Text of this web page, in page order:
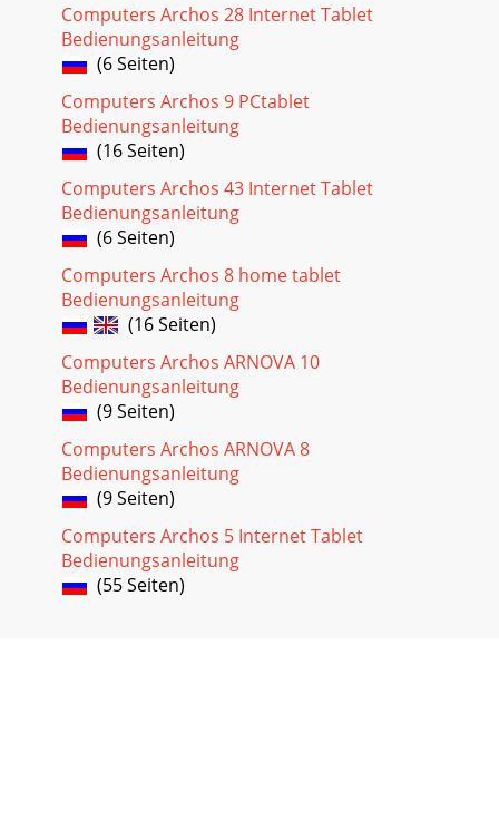
Computers Archos 28 Internet Tablet
Bedienungsanleitung
(6 Seiten)
Computers Archos 9 PCtablet
Bedienungsanleitung
(16 Seiten)
Computers Archos 43 Internet Tablet
Bedienungsanleitung
(6 Seiten)
Computers Archos 8 home tablet
Bedienungsanleitung
(16 Seiten)
Computers Archos ARNOVA 10
Bedienungsanleitung
(9 Seiten)
Computers Archos ARNOVA 8
Bedienungsanleitung
(9 Seiten)
Computers Archos 5 Internet Tablet
Bedienungsanleitung
(55 Seiten)